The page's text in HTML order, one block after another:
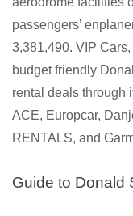
passengers’
3,381,490. VIP
budget friendly
rental deals through
ACE, Europcar,
RENTALS, and
Guide to Donald